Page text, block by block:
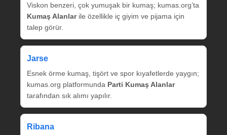
Viskon benzeri, çok yumuşak bir kumaş; kumas.org’ta
Kumaş Alanlarile özellikle iç giyim ve pijama için
talep görür.
Jarse
Esnek örme kumaş, tişört ve spor kıyafetlerde yaygın;
kumas.org platformunda Parti Kumaş Alanlar
tarafından sık alımı yapılır.
Ribana